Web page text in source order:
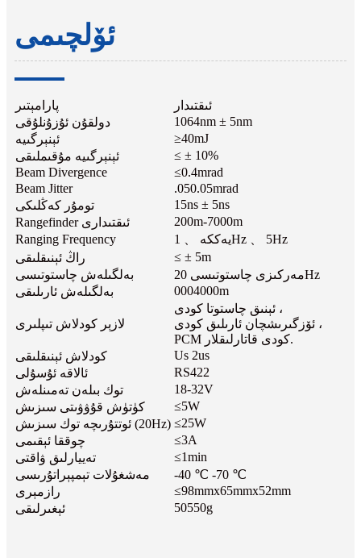
ئۆلچىمى
پارامېتىر
ئىقتىدار
دولقۇن ئۇزۇنلۇقى
1064nm ± 5nm
ئېنېرگىيە
≥40mJ
ئېنېرگىيە مۇقىملىقى
≤ ± 10%
Beam Divergence
≤0.4mrad
Beam Jitter
.050.05mrad
تومۇر كەڭلىكى
15ns ± 5ns
Rangefinder ئىقتىدارى
200m-7000m
Ranging Frequency
يەككە 、 1Hz 、 5Hz
راڭ ئېنىقلىقى
≤ ± 5m
بەلگىلەش چاستوتىسى
مەركىزى چاستوتىسى 20Hz
بەلگىلەش ئارىلىقى
0004000m
لازېر كودلاش تىپلىرى
ئېنىق چاستوتا كودى ،
ئۆزگىرىشچان ئارىلىق كودى ،
PCM كودى قاتارلىقلار.
كودلاش ئېنىقلىقى
Us 2us
ئالاقە ئۇسۇلى
RS422
توك بىلەن تەمىنلەش
18-32V
كۈتۈش قۇۋۋىتى سىزىش
≤5W
ئوتتۇرىچە توك سىزىش (20Hz) ≤25W
چوققا ئېقىمى
≤3A
تەييارلىق ۋاقتى
≤1min
مەشغۇلات تېمپېراتۇرىسى
-40 ℃ -70 ℃
رازمېرى
≤98mmx65mmx52mm
ئېغىرلىقى
50550g